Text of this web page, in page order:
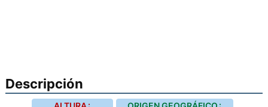
Descripción